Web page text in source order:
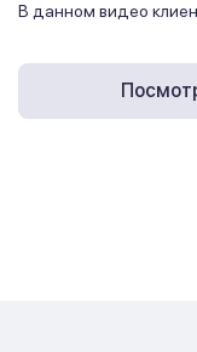
В данном видео